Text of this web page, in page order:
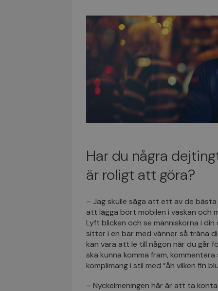
Har du några
är roligt att göra?
– Jag skulle säga att ett av de
att lägga bort mobilen i väskan och
Lyft blicken och se människorna i
sitter i en bar med vänner så träna
kan vara att le till någon när du går
ska kunna komma fram,
komplimang i stil med ”åh vilken fin
– Nyckelmeningen här är att ta